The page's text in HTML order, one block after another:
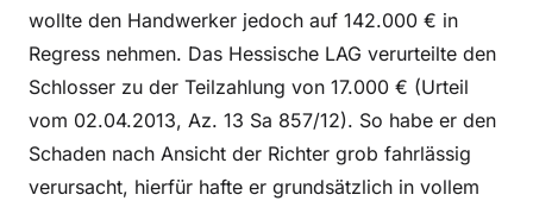
wollte den Handwerker jedoch auf 142.000 € in
Regress nehmen. Das Hessische LAG verurteilte den
Schlosser zu der Teilzahlung von 17.000 € (Urteil
vom 02.04.2013, Az. 13 Sa 857/12). So habe er den
Schaden nach Ansicht der Richter grob fahrlässig
verursacht, hierfür hafte er grundsätzlich in vollem